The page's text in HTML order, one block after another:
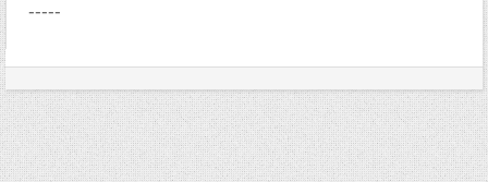
-----